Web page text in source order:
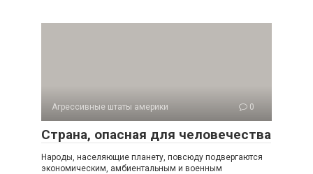
Агрессивные штаты америки 0
Страна, опасная для человечества
Народы, населяющие планету, повсюду подвергаются
экономическим, амбиентальным и военным